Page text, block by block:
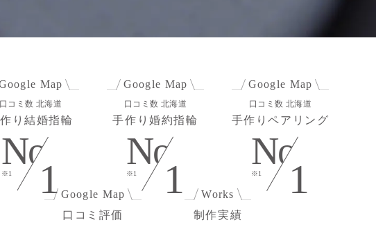
Map
コミ数 北海道
り結婚指輪
No
※1 1
Google Map
口コミ数 北海道
手作り婚約指輪
No
※1 1
Google Map
口コミ数 北海道
手作りペアリング
No
※1 1
Google Map
口コミ評価
Works
制作実績